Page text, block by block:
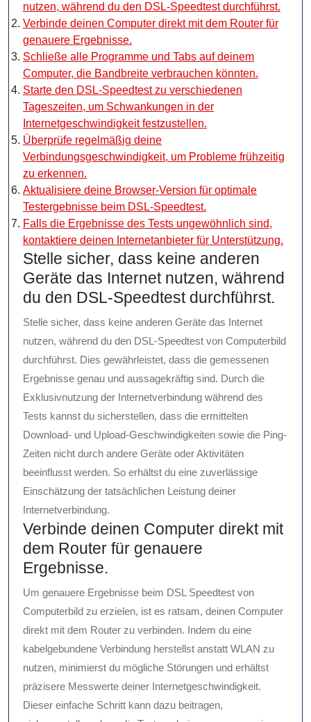
nutzen, während du den DSL-Speedtest durchführst.
Verbinde deinen Computer direkt mit dem Router für
genauere Ergebnisse.
Schließe alle Programme und Tabs auf deinem
Computer, die Bandbreite verbrauchen könnten.
Starte den DSL-Speedtest zu verschiedenen
Tageszeiten, um Schwankungen in der
Internetgeschwindigkeit festzustellen.
Überprüfe regelmäßig deine
Verbindungsgeschwindigkeit, um Probleme frühzeitig
zu erkennen.
Aktualisiere deine Browser-Version für optimale
Testergebnisse beim DSL-Speedtest.
Falls die Ergebnisse des Tests ungewöhnlich sind,
kontaktiere deinen Internetanbieter für Unterstützung.
Stelle sicher, dass keine anderen
Geräte das Internet nutzen, während
du den DSL-Speedtest durchführst.
Stelle sicher, dass keine anderen Geräte das Internet
nutzen, während du den DSL-Speedtest von Computerbild
durchführst. Dies gewährleistet, dass die gemessenen
Ergebnisse genau und aussagekräftig sind. Durch die
Exklusivnutzung der Internetverbindung während des
Tests kannst du sicherstellen, dass die ermittelten
Download- und Upload-Geschwindigkeiten sowie die Ping-
Zeiten nicht durch andere Geräte oder Aktivitäten
beeinflusst werden. So erhältst du eine zuverlässige
Einschätzung der tatsächlichen Leistung deiner
Internetverbindung.
Verbinde deinen Computer direkt mit
dem Router für genauere
Ergebnisse.
Um genauere Ergebnisse beim DSL Speedtest von
Computerbild zu erzielen, ist es ratsam, deinen Computer
direkt mit dem Router zu verbinden. Indem du eine
kabelgebundene Verbindung herstellst anstatt WLAN zu
nutzen, minimierst du mögliche Störungen und erhältst
präzisere Messwerte deiner Internetgeschwindigkeit.
Dieser einfache Schritt kann dazu beitragen,